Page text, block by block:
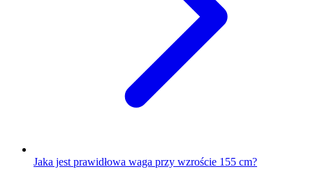
Jaka jest prawidłowa waga przy wzroście 155 cm?